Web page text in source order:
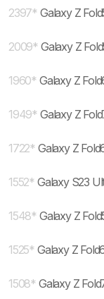
2397* Galaxy Z
2009* Galaxy Z
1960* Galaxy Z
1949* Galaxy Z
1722* Galaxy Z
1552* Galaxy S23
1548* Galaxy Z
1525* Galaxy Z
1508* Galaxy Z